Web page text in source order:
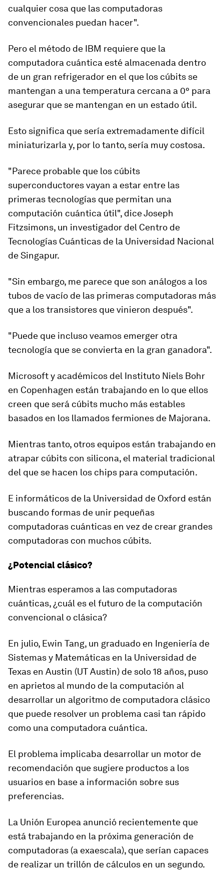
cualquier cosa que las computadoras
convencionales puedan hacer".
Pero el método de IBM requiere que la
computadora cuántica esté almacenada dentro
de un gran refrigerador en el que los cúbits se
mantengan a una temperatura cercana a 0° para
asegurar que se mantengan en un estado útil.
Esto significa que sería extremadamente difícil
miniaturizarla y, por lo tanto, sería muy costosa.
"Parece probable que los cúbits
superconductores vayan a estar entre las
primeras tecnologías que permitan una
computación cuántica útil", dice Joseph
Fitzsimons, un investigador del Centro de
Tecnologías Cuánticas de la Universidad Nacional
de Singapur.
"Sin embargo, me parece que son análogos a los
tubos de vacío de las primeras computadoras más
que a los transistores que vinieron después".
"Puede que incluso veamos emerger otra
tecnología que se convierta en la gran ganadora".
Microsoft y académicos del Instituto Niels Bohr
en Copenhagen están trabajando en lo que ellos
creen que será cúbits mucho más estables
basados en los llamados fermiones de Majorana.
Mientras tanto, otros equipos están trabajando en
atrapar cúbits con silicona, el material tradicional
del que se hacen los chips para computación.
E informáticos de la Universidad de Oxford están
buscando formas de unir pequeñas
computadoras cuánticas en vez de crear grandes
computadoras con muchos cúbits.
¿Potencial clásico?
Mientras esperamos a las computadoras
cuánticas, ¿cuál es el futuro de la computación
convencional o clásica?
En julio, Ewin Tang, un graduado en Ingeniería de
Sistemas y Matemáticas en la Universidad de
Texas en Austin (UT Austin) de solo 18 años, puso
en aprietos al mundo de la computación al
desarrollar un algoritmo de computadora clásico
que puede resolver un problema casi tan rápido
como una computadora cuántica.
El problema implicaba desarrollar un motor de
recomendación que sugiere productos a los
usuarios en base a información sobre sus
preferencias.
La Unión Europea anunció recientemente que
está trabajando en la próxima generación de
computadoras (a exaescala), que serían capaces
de realizar un trillón de cálculos en un segundo.